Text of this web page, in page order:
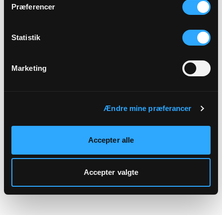
Præferencer
Statistik
Marketing
Ændre mine præferancer
Accepter alle
Accepter valgte